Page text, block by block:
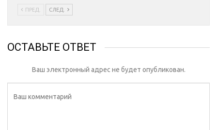
ПРЕД. СЛЕД.
ОСТАВЬТЕ ОТВЕТ
Ваш электронный адрес не будет опубликован.